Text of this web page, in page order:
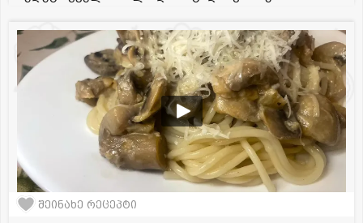
შეინახე რეცეპტი